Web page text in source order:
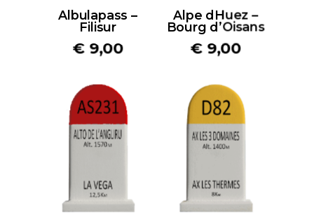
Albulapass –
Filisur
€ 9,00
Alpe dHuez –
Bourg d’Oisans
€ 9,00